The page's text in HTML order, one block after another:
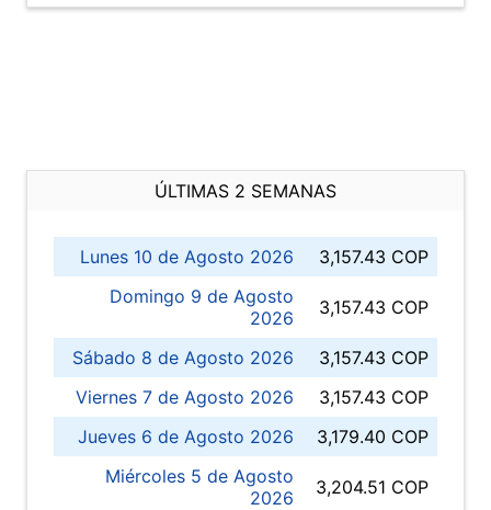
ÚLTIMAS 2 SEMANAS
Lunes 10 de Agosto 2026
3,157.43 COP
Domingo 9 de Agosto
2026
3,157.43 COP
Sábado 8 de Agosto 2026
3,157.43 COP
Viernes 7 de Agosto 2026
3,157.43 COP
Jueves 6 de Agosto 2026
3,179.40 COP
Miércoles 5 de Agosto
2026
3,204.51 COP